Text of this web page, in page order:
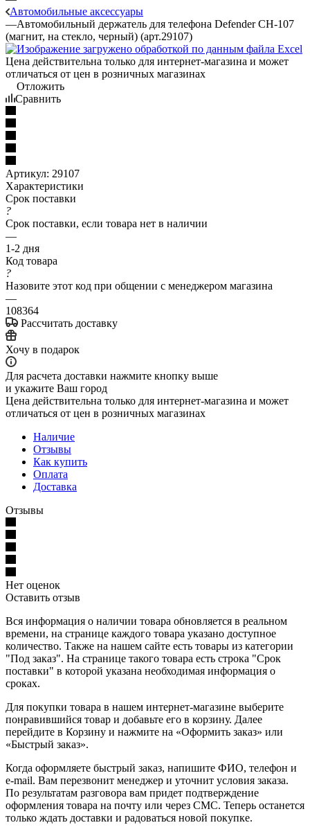
Автомобильные аксессуары
—Автомобильный держатель для телефона Defender CH-107
(магнит, на стекло, черный) (арт.29107)
Цена действительна только для интернет-магазина и может
отличаться от цен в розничных магазинах
Отложить
Сравнить
Артикул: 29107
Характеристики
Срок поставки
?
Срок поставки, если товара нет в наличии
—
1-2 дня
Код товара
?
Назовите этот код при общении с менеджером магазина
—
108364
Рассчитать доставку
Хочу в подарок
Для расчета доставки нажмите кнопку выше
и укажите Ваш город
Цена действительна только для интернет-магазина и может
отличаться от цен в розничных магазинах
Наличие
Отзывы
Как купить
Оплата
Доставка
Отзывы
Нет оценок
Оставить отзыв
Вся информация о наличии товара обновляется в реальном
времени, на странице каждого товара указано доступное
количество. Также на нашем сайте есть товары из категории
"Под заказ". На странице такого товара есть строка "Срок
поставки" в которой указана необходимая информация о
сроках.
Для покупки товара в нашем интернет-магазине выберите
понравившийся товар и добавьте его в корзину. Далее
перейдите в Корзину и нажмите на «Оформить заказ» или
«Быстрый заказ».
Когда оформляете быстрый заказ, напишите ФИО, телефон и
e-mail. Вам перезвонит менеджер и уточнит условия заказа.
По результатам разговора вам придет подтверждение
оформления товара на почту или через СМС. Теперь останется
только ждать доставки и радоваться новой покупке.